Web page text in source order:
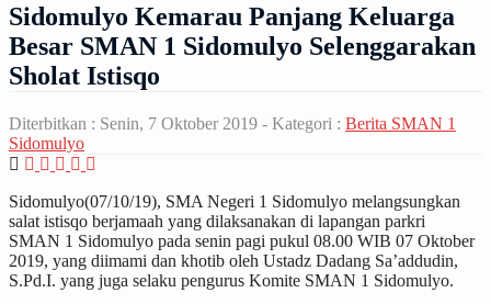
Sidomulyo Kemarau Panjang Keluarga
Besar SMAN 1 Sidomulyo Selenggarakan
Sholat Istisqo
Diterbitkan : Senin, 7 Oktober 2019 - Kategori : Berita SMAN 1
Sidomulyo
Sidomulyo(07/10/19), SMA Negeri 1 Sidomulyo melangsungkan
salat istisqo berjamaah yang dilaksanakan di lapangan parkri
SMAN 1 Sidomulyo pada senin pagi pukul 08.00 WIB 07 Oktober
2019, yang diimami dan khotib oleh Ustadz Dadang Sa’addudin,
S.Pd.I. yang juga selaku pengurus Komite SMAN 1 Sidomulyo.